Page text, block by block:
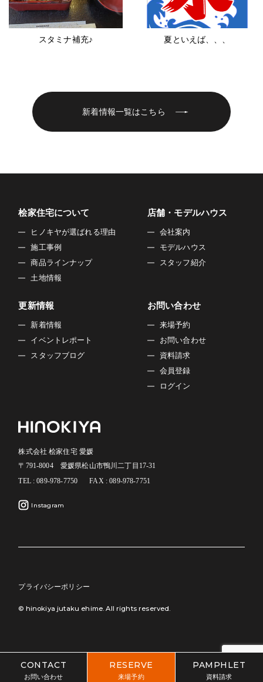
スタミナ補充♪ 夏といえば、、、
新着情報一覧はこちら
桧家住宅について
ヒノキヤが選ばれる理由
施工事例
商品ラインナップ
土地情報
店舗・モデルハウス
会社案内
モデルハウス
スタッフ紹介
更新情報
新着情報
イベントレポート
スタッフブログ
お問い合わせ
来場予約
お問い合わせ
資料請求
会員登録
ログイン
株式会社 桧家住宅 愛媛
〒791-8004 愛媛県松山市鴨川二丁目17-31
TEL : 089-978-7750
FAX : 089-978-7751
Instagram
プライバシーポリシー
© hinokiya jutaku ehime. All rights reserved.
CONTACT
お問い合わせ
RESERVE
来場予約
PAMPHLET
資料請求